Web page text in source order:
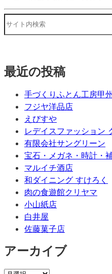
最近の投稿
手づくりふとん工房甲
フジヤ洋品店
えびすや
レデイスファッション
有限会社サングリーン
宝石・メガネ・時計・
マルイチ酒店
和ダイニング すけろく
肉の食遊館クリヤマ
小山紙店
白井屋
佐藤菓子店
アーカイブ